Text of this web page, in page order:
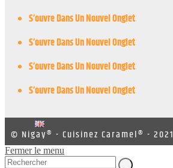
S’ouvre Dans Un Nouvel Onglet
S’ouvre Dans Un Nouvel Onglet
S’ouvre Dans Un Nouvel Onglet
S’ouvre Dans Un Nouvel Onglet
© Nigay® - Cuisinez Caramel® - 2021
Fermer le menu